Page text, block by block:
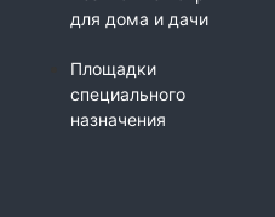
для дома и дачи
Площадки
специального
назначения